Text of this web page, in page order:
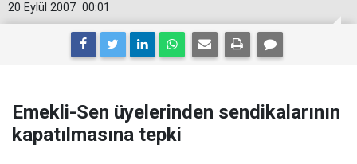
00:01
20 Eylül 2007
Emekli-Sen üyelerinden sendikalarının
kapatılmasına tepki